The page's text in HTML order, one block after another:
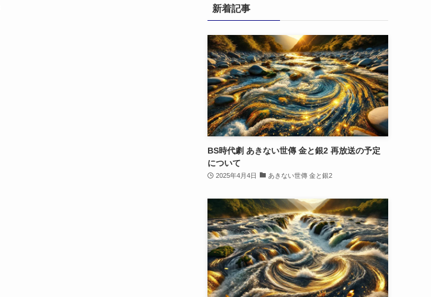
ー新着記事
BS時代劇 あきない世傳 金と銀2 再放送の予定
について
2025年4月4日 あきない世傳 金と銀2